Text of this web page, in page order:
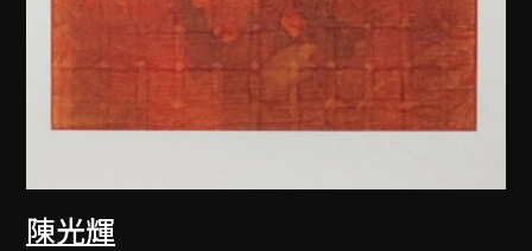
陳光輝